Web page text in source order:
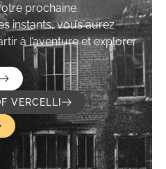
prochaine
instants, vous aurez
à l’aventure et explorer
VERCELLI